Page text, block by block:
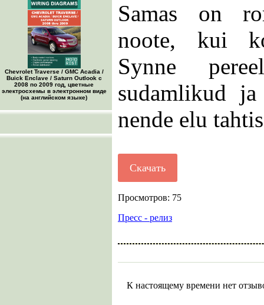
Chevrolet Traverse / GMC Acadia /
Buick Enclave / Saturn Outlook с
2008 по 2009 год, цветные
электросхемы в электронном виде
(на английском языке)
Samas on
noote, kui
Synne
sudamlikud
nende elu
Скачать
Просмотров: 75
Пресс - релиз
К настоящему времени нет